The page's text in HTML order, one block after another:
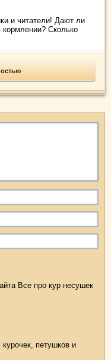
и читатели! Дают ли
Сколько
Все про кур несушек
петушков и